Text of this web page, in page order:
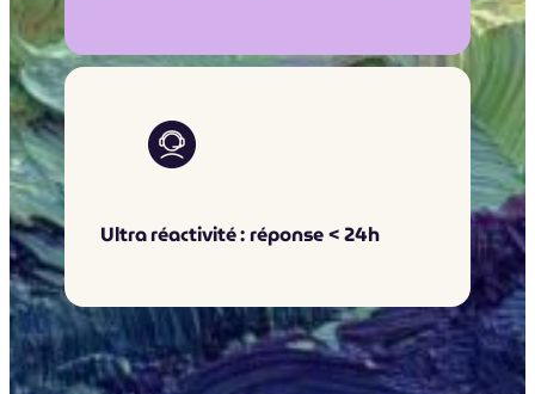
Ultra réactivité : réponse < 24h